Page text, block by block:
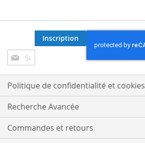
Inscription
à
notre
lettre
d’information
:
Inscription
Politique de confidentialité et cookies
Recherche Avancée
Commandes et retours